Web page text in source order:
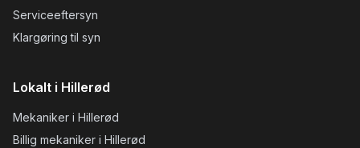
Serviceeftersyn
Klargøring til syn
Lokalt i Hillerød
Mekaniker i Hillerød
Billig mekaniker i Hillerød